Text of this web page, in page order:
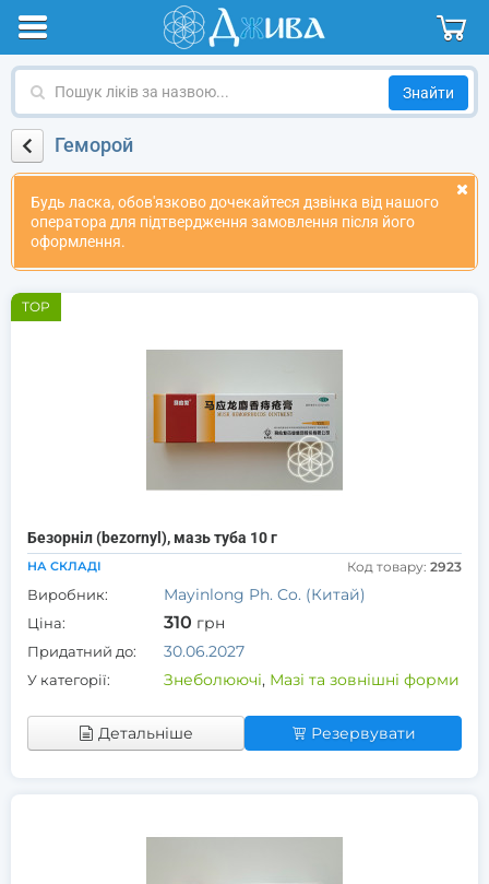
Пошук
за
назвоюГеморой
Будь ласка, обов'язково дочекайтеся дзвінка від нашого
оператора для підтвердження замовлення після його
оформлення.
TOP
Безорніл (bezornyl), мазь туба 10 г
НА СКЛАДІ Код товару: 2923
Виробник: Mayinlong Ph. Co. (Китай)
Ціна: 310 грн
Придатний до: 30.06.2027
У категорії: Знеболюючі, Мазі та зовнішні форми
Детальніше Резервувати